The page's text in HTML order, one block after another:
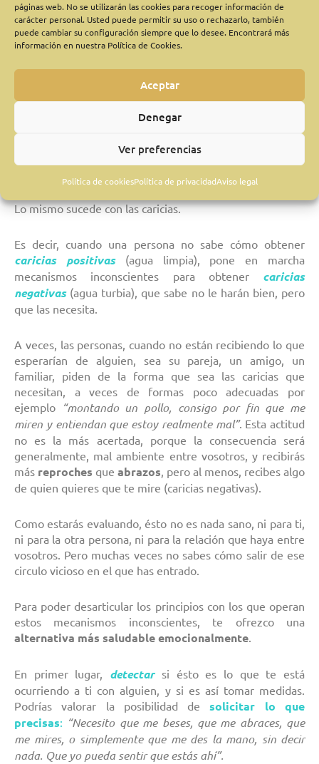
páginas web. No se utilizarán las cookies para recoger información de
carácter personal. Usted puede permitir su uso o rechazarlo, también
puede cambiar su configuración siempre que lo desee. Encontrará más
información en nuestra Política de Cookies.
Aceptar
Denegar
Ver preferencias
Política de cookiesPolítica de privacidadAviso legal
necesitas agua para sobrevivir.
Y valoras cómo está esa agua, que, de
antemano sabes que no estará en buen
de que no bebas, tarde o temprano podrías
¿Finalmente, beberías de esa agua putrefacta?
SI, ¡todos lo haríamos! Porque prefimos esa agua
contaminada a la posibilidad de la muerte temprana, si no
Lo mismo sucede con las caricias.
Es decir, cuando una persona no sabe cómo obtener
caricias positivas(agua limpia), pone en marcha
mecanismos inconscientes para obtener caricias
negativas(agua turbia), que sabe no le harán bien, pero
que las necesita.
A veces, las personas, cuando no están recibiendo lo que
esperarían de alguien, sea su pareja, un amigo, un
familiar, piden de la forma que sea las caricias que
necesitan, a veces de formas poco adecuadas por
ejemplo “montando un pollo, consigo por fin que me
miren y entiendan que estoy realmente mal”. Esta actitud
no es la más acertada, porque la consecuencia será
generalmente, mal ambiente entre vosotros, y recibirás
más reproches que abrazos, pero al menos, recibes algo
de quien quieres que te mire (caricias negativas).
Como estarás evaluando, ésto no es nada sano, ni para ti,
ni para la otra persona, ni para la relación que haya entre
vosotros. Pero muchas veces no sabes cómo salir de ese
circulo vicioso en el que has entrado.
Para poder desarticular los principios con los que operan
estos mecanismos inconscientes, te ofrezco una
alternativa más saludable emocionalmente.
En primer lugar, detectarsi ésto es lo que te está
ocurriendo a ti con alguien, y si es así tomar medidas.
Podrías valorar la posibilidad desolicitar lo que
precisas: “Necesito que me beses, que me abraces, que
me mires, o simplemente que me des la mano, sin decir
nada. Que yo pueda sentir que estás ahí”.